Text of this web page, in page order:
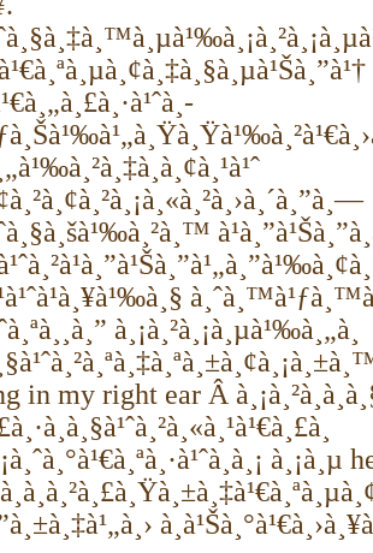
à¸¡à¸²à¸¡à¸µà¹‰à¸„à¸
in my right ear Â